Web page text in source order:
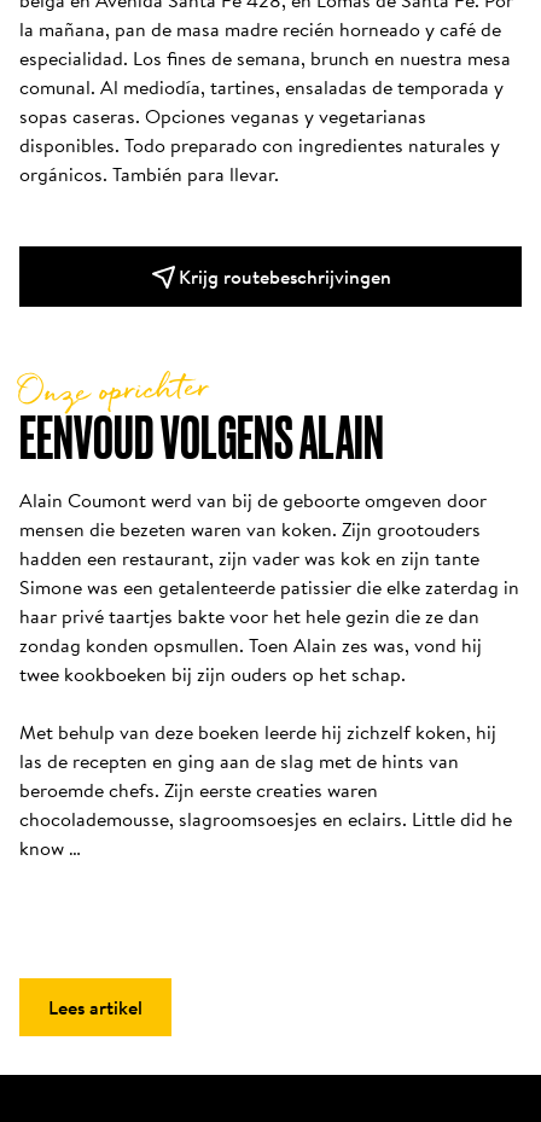
la mañana, pan de masa madre recién horneado y café de
especialidad. Los fines de semana, brunch en nuestra mesa
comunal. Al mediodía, tartines, ensaladas de temporada y
sopas caseras. Opciones veganas y vegetarianas
disponibles. Todo preparado con ingredientes naturales y
orgánicos. También para llevar.
Krijg routebeschrijvingen
EENVOUD VOLGENS ALAIN
Onze oprichter
Alain Coumont werd van bij de geboorte omgeven door
mensen die bezeten waren van koken. Zijn grootouders
hadden een restaurant, zijn vader was kok en zijn tante
Simone was een getalenteerde patissier die elke zaterdag in
haar privé taartjes bakte voor het hele gezin die ze dan
zondag konden opsmullen. Toen Alain zes was, vond hij
twee kookboeken bij zijn ouders op het schap.
Met behulp van deze boeken leerde hij zichzelf koken, hij
las de recepten en ging aan de slag met de hints van
beroemde chefs. Zijn eerste creaties waren
chocolademousse, slagroomsoesjes en eclairs. Little did he
know …
Lees artikel